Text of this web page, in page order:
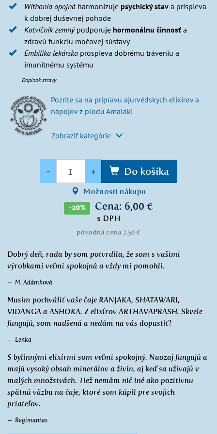
Withania opojná harmonizuje psychický stav a prispieva
k dobrej duševnej pohode
Kotvičník zemnýpodporuje hormonálnu činnosť a
zdravú funkciu močovej sústavy
Embilika lekárska prospieva dobrému tráveniu a
imunitnému systému
Doplnok stravy
Pozrite sa na prípravu ajurvédskych elixírov a
nápojov z plodu Amalaki
Zobraziť kategórie
- + Do košíka
Možnosti nákupu
-20% Cena: 6,00 €
s DPH
pôvodná cena 7,50 €
Dobrý deň, rada by som potvrdila, že som s vašimi
výrobkami veľmi spokojná a vždy mi pomohli.
M. Adámková
Musím pochváliť vaše čaje RANJAKA, SHATAWARI,
VIDANGA a ASHOKA. Z elixírov ARTHAVAPRASH. Skvele
fungujú, som nadšená a nedám na vás dopustiť!
Lenka
S bylinnými elixírmi som veľmi spokojný. Naozaj fungujú a
majú vysoký obsah minerálov a živín, aj keď sa užívajú v
malých množstvách. Tiež nemám nič iné ako pozitívnu
spätnú väzbu na čaje, ktoré som kúpil pre svojich
priateľov.
Regimantas